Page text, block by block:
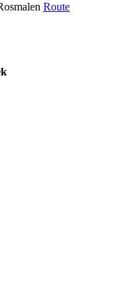
Route